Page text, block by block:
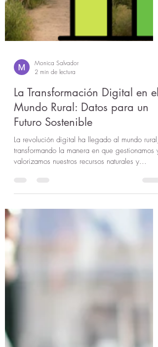
Monica Salvador
2 min de lectura
La Transformación Digital en el
Futuro Sostenible
La revolución digital ha llegado al mundo rural,